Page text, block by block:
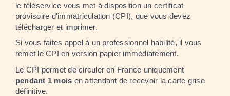
le téléservice vous met à disposition un certificat
provisoire d'immatriculation (CPI), que vous devez
télécharger et imprimer.
Si vous faites appel à un professionnel habilité, il vous
remet le CPI en version papier immédiatement.
Le CPI permet de circuler en France uniquement
pendant 1 mois en attendant de recevoir la carte grise
définitive.